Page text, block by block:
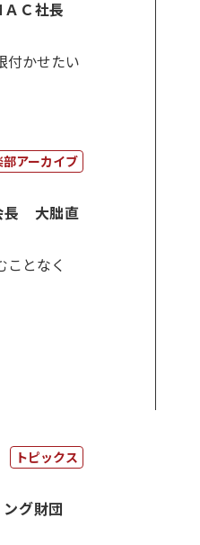
ＡＣ社長
付かせたい
アーカイブ
長 大朏直
ことなく
トピックス
ング財団